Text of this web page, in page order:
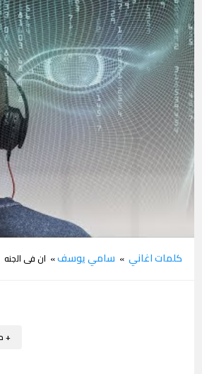
كلمات اغاني » سامي يوسف» ان فى الجنه
+